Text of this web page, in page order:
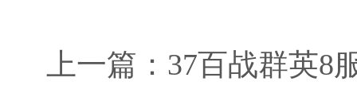
上一篇： 37百战群英8